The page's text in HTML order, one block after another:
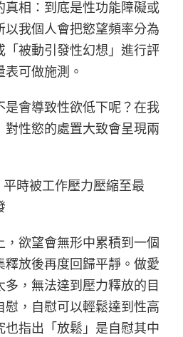
真相：到底是性功能障礙或
以我個人會把慾望頻率分為
「被動引發性幻想」進行評
可做施測。
是會導致性欲低下呢？在我
對性慾的處置大致會呈現兩
時被工作壓力壓縮至最
，欲望會無形中累積到一個
釋放後再度回歸平靜。做愛
，無法達到壓力釋放的目
慰，自慰可以輕鬆達到性高
也指出「放鬆」是自慰其中